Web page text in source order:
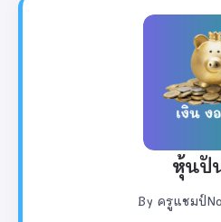
หุ้นปั
By ครูแชมป์